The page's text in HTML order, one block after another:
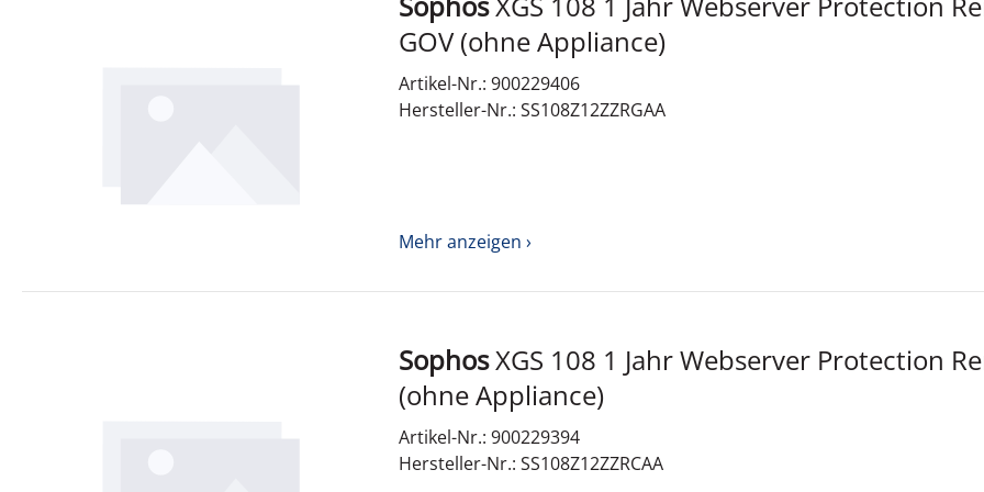
GOV (ohne Appliance)
Artikel-Nr.: 900229406
Hersteller-Nr.: SS108Z12ZZRGAA
Mehr anzeigen ›
SophosXGS 108 1 Jahr Webserver Protection Renewal
(ohne Appliance)
Artikel-Nr.: 900229394
Hersteller-Nr.: SS108Z12ZZRCAA